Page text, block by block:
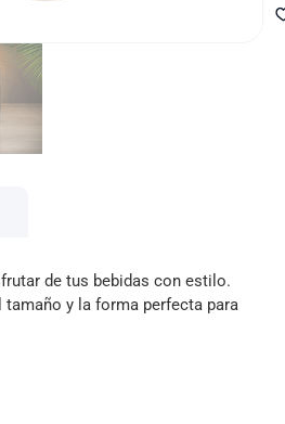
de tus bebidas con estilo.
y la forma perfecta para